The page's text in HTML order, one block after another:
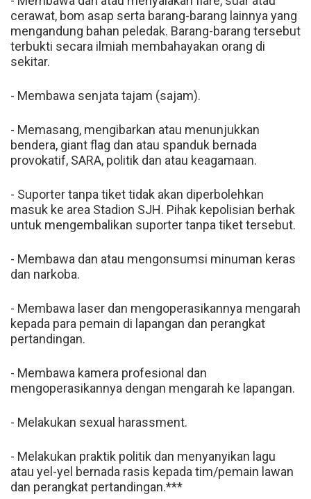
cerawat, bom asap serta barang-barang lainnya yang
mengandung bahan peledak. Barang-barang tersebut
terbukti secara ilmiah membahayakan orang di
sekitar.
- Membawa senjata tajam (sajam).
- Memasang, mengibarkan atau menunjukkan
bendera, giant flag dan atau spanduk bernada
provokatif, SARA, politik dan atau keagamaan.
- Suporter tanpa tiket tidak akan diperbolehkan
masuk ke area Stadion SJH. Pihak kepolisian berhak
untuk mengembalikan suporter tanpa tiket tersebut.
- Membawa dan atau mengonsumsi minuman keras
dan narkoba.
- Membawa laser dan mengoperasikannya mengarah
kepada para pemain di lapangan dan perangkat
pertandingan.
- Membawa kamera profesional dan
mengoperasikannya dengan mengarah ke lapangan.
- Melakukan sexual harassment.
- Melakukan praktik politik dan menyanyikan lagu
atau yel-yel bernada rasis kepada tim/pemain lawan
dan perangkat pertandingan.***